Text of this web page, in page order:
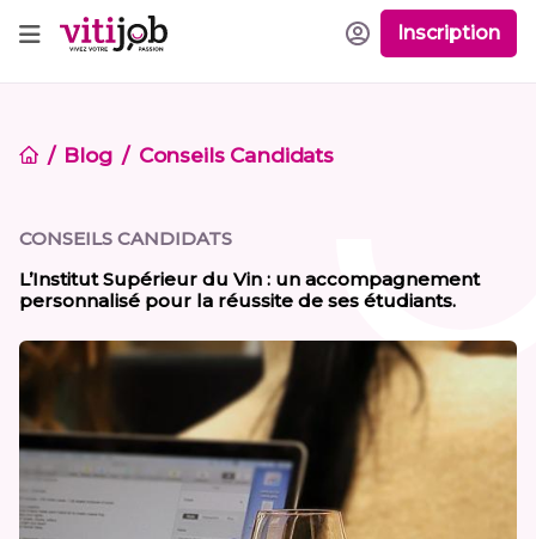
Inscription
Blog Conseils Candidats
CONSEILS CANDIDATS
L’Institut Supérieur du Vin : un accompagnement
personnalisé pour la réussite de ses étudiants.